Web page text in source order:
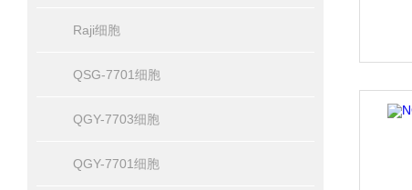
Raji细胞
QSG-7701细胞
QGY-7703细胞
QGY-7701细胞